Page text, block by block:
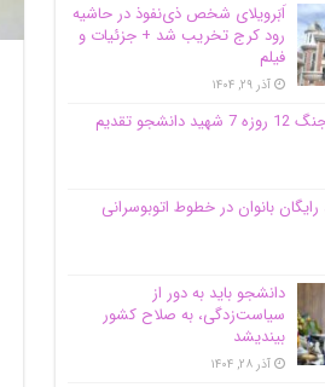
اَبَر‌ویلای شخص ذی‌نفوذ در حاشیه‌
رود کرج تخریب شد + جزئیات و
فیلم
آذر ۲۹, ۱۴۰۴
استان البرز در جنگ 12 روزه 7 شهید دانشجو تقدیم
رایگان بانوان در خطوط اتوبوسرانی
دانشجو باید به دور از
سیاست‌زدگی، به صلاح کشور
بیندیشد
آذر ۲۸, ۱۴۰۴